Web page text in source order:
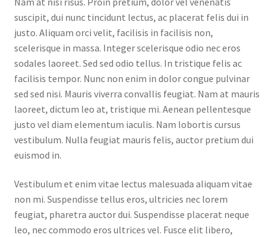
suscipit, dui nunc tincidunt lectus, ac placerat felis dui in
justo. Aliquam orci velit, facilisis in facilisis non,
scelerisque in massa. Integer scelerisque odio nec eros
sodales laoreet. Sed sed odio tellus. In tristique felis ac
facilisis tempor. Nunc non enim in dolor congue pulvinar
sed sed nisi. Mauris viverra convallis feugiat. Nam at mauris
laoreet, dictum leo at, tristique mi. Aenean pellentesque
justo vel diam elementum iaculis. Nam lobortis cursus
vestibulum. Nulla feugiat mauris felis, auctor pretium dui
euismod in.
Vestibulum et enim vitae lectus malesuada aliquam vitae
non mi. Suspendisse tellus eros, ultricies nec lorem
feugiat, pharetra auctor dui. Suspendisse placerat neque
leo, nec commodo eros ultrices vel. Fusce elit libero,